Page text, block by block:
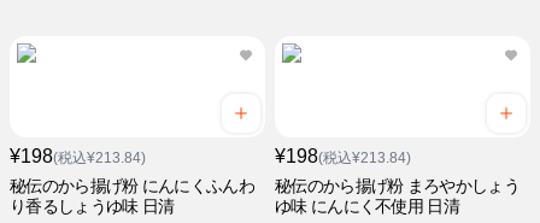
¥198(税込¥213.84)
秘伝のから揚げ粉 にんにくふんわ
り香るしょうゆ味 日清
¥198(税込¥213.84)
秘伝のから揚げ粉 まろやかしょう
ゆ味 にんにく不使用 日清